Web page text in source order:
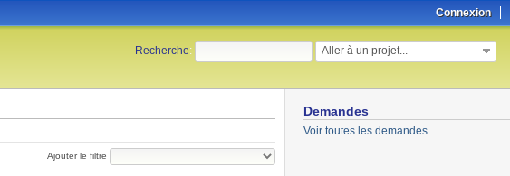
Connexion
Recherche: Aller à un projet...
Demandes
Voir toutes les demandes
Ajouter le filtre